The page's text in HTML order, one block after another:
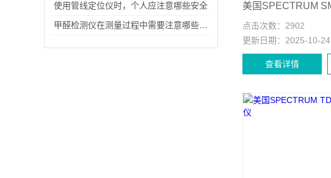
使用管线定位仪时，个人应注意哪些安全
点击次数： 2902
更新日期： 2025-10-24
查看详情